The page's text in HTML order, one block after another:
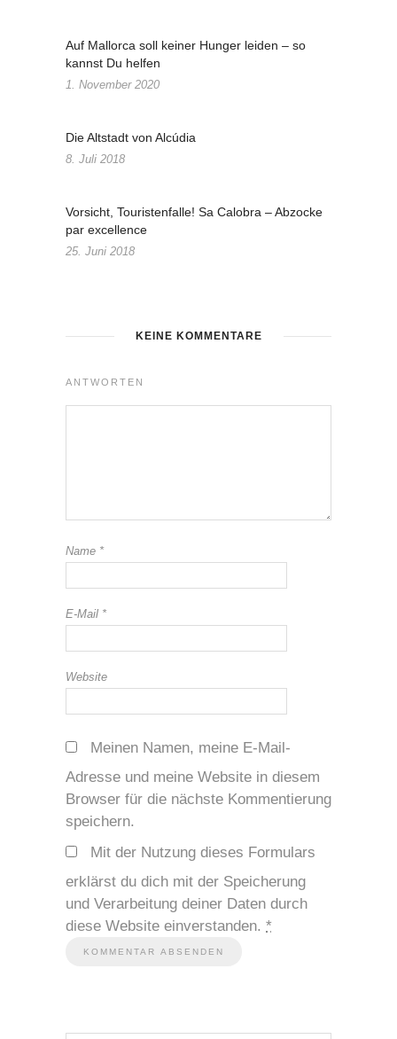
Auf Mallorca soll keiner Hunger leiden – so
kannst Du helfen
1. November 2020
Die Altstadt von Alcúdia
8. Juli 2018
Vorsicht, Touristenfalle! Sa Calobra – Abzocke
par excellence
25. Juni 2018
KEINE KOMMENTARE
ANTWORTEN
Name *
E-Mail *
Website
Meinen Namen, meine E-Mail-
Adresse und meine Website in diesem
Browser für die nächste Kommentierung
speichern.
Mit der Nutzung dieses Formulars
erklärst du dich mit der Speicherung
und Verarbeitung deiner Daten durch
diese Website einverstanden. *